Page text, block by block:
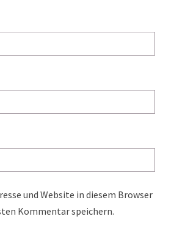
und Website in diesem Browser
Kommentar speichern.